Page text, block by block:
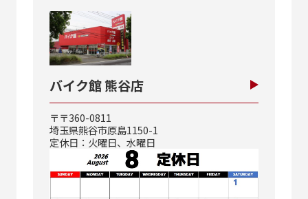
バイク館 熊谷店
〒〒360-0811
埼玉県熊谷市原島1150-1
定休日：火曜日、水曜日